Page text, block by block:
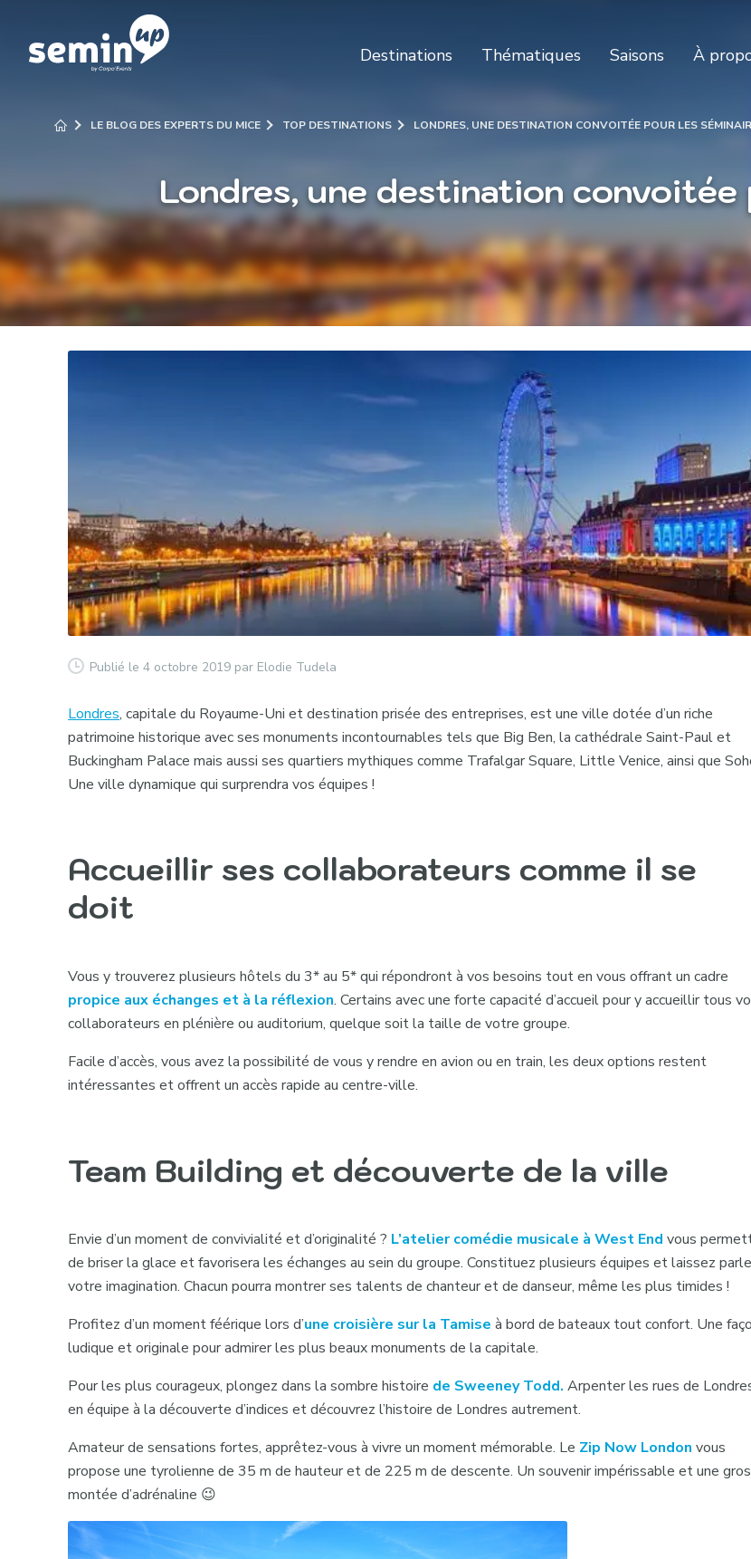
Destinations Thématiques Saisons À
LE BLOG DES EXPERTS DU MICE TOP DESTINATIONS LONDRES, UNE DESTINATION CONVOITÉE POUR LES
Londres, une destination convoitée
Publié le 4 octobre 2019 par Elodie Tudela
Londres, capitale du Royaume-Uni et destination prisée des entreprises, est une ville dotée d’un riche
patrimoine historique avec ses monuments incontournables tels que Big Ben, la cathédrale Saint-Paul et
Buckingham Palace mais aussi ses quartiers mythiques comme Trafalgar Square, Little Venice, ainsi que
Une ville dynamique qui surprendra vos équipes !
Accueillir ses collaborateurs comme il se
doit
Vous y trouverez plusieurs hôtels du 3* au 5* qui répondront à vos besoins tout en vous offrant un cadre
propice aux échanges et à la réflexion. Certains avec une forte capacité d’accueil pour y accueillir tous
collaborateurs en plénière ou auditorium, quelque soit la taille de votre groupe.
Facile d’accès, vous avez la possibilité de vous y rendre en avion ou en train, les deux options restent
intéressantes et offrent un accès rapide au centre-ville.
Team Building et découverte de la ville
Envie d’un moment de convivialité et d’originalité ? L’atelier comédie musicale à West End vous
de briser la glace et favorisera les échanges au sein du groupe. Constituez plusieurs équipes et laissez
votre imagination. Chacun pourra montrer ses talents de chanteur et de danseur, même les plus timides !
Profitez d’un moment féérique lors d’une croisière sur la Tamise à bord de bateaux tout confort. Une
ludique et originale pour admirer les plus beaux monuments de la capitale.
Pour les plus courageux, plongez dans la sombre histoire de Sweeney Todd.Arpenter les rues de
en équipe à la découverte d’indices et découvrez l’histoire de Londres autrement.
Amateur de sensations fortes, apprêtez-vous à vivre un moment mémorable. Le Zip Now Londonvous
propose une tyrolienne de 35 m de hauteur et de 225 m de descente. Un souvenir impérissable et une
montée d’adrénaline 😉